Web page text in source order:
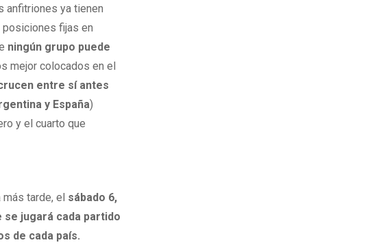
anfitriones ya tienen
posiciones fijas en
ningún grupo puede
mejor colocados en el
entre sí antes
y España)
y el cuarto que
tarde, el sábado 6,
jugará cada partido
de cada país.